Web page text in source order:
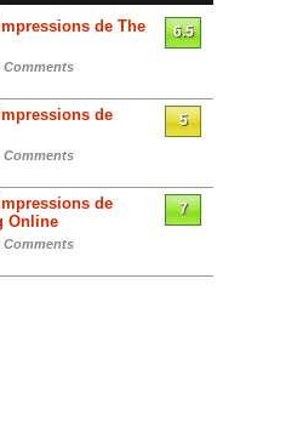
de The
Comments
6.5
de
Comments
5
de
Online
Comments
7